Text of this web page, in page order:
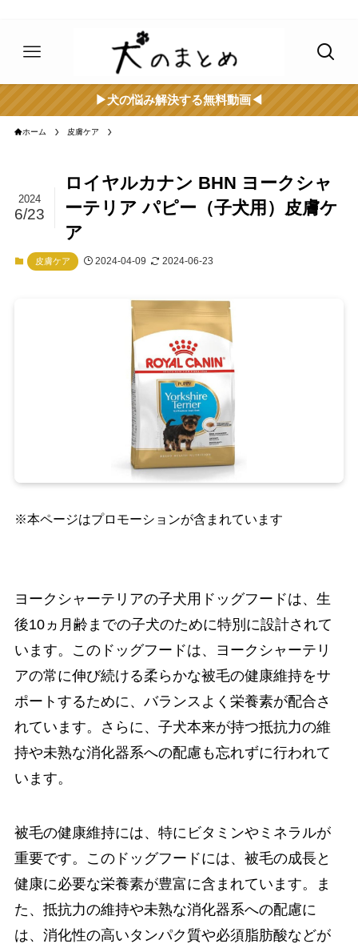
▶︎犬の悩み解決する無料動画◀︎
ホーム 皮膚ケア
ロイヤルカナン BHN ヨークシャ
ーテリア パピー（子犬用）皮膚ケ
ア
2024
6/23
皮膚ケア 2024-04-09 2024-06-23
※本ページはプロモーションが含まれています
ヨークシャーテリアの子犬用ドッグフードは、生
後10ヵ月齢までの子犬のために特別に設計されて
います。このドッグフードは、ヨークシャーテリ
アの常に伸び続ける柔らかな被毛の健康維持をサ
ポートするために、バランスよく栄養素が配合さ
れています。さらに、子犬本来が持つ抵抗力の維
持や未熟な消化器系への配慮も忘れずに行われて
います。
被毛の健康維持には、特にビタミンやミネラルが
重要です。このドッグフードには、被毛の成長と
健康に必要な栄養素が豊富に含まれています。ま
た、抵抗力の維持や未熟な消化器系への配慮に
は、消化性の高いタンパク質や必須脂肪酸などが